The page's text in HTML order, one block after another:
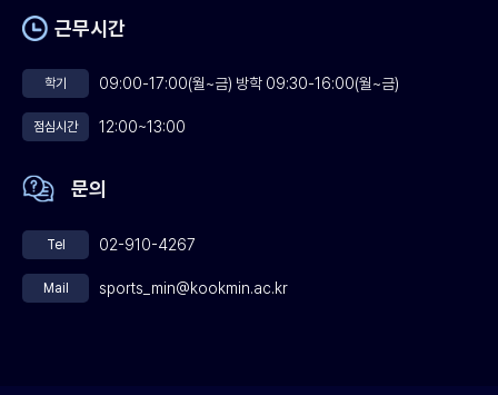
근무시간
학기 09:00-17:00(월~금) 방학 09:30-16:00(월~금)
점심시간 12:00~13:00
문의
Tel 02-910-4267
Mail sports_min@kookmin.ac.kr